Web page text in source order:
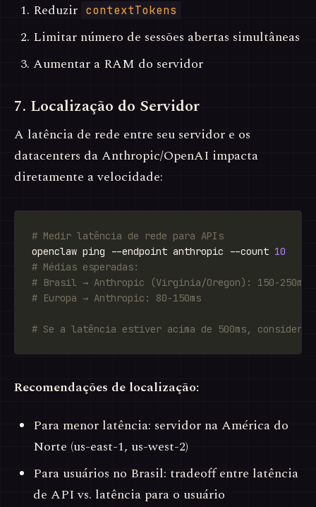
Reduzir contextTokens
Limitar número de sessões abertas simultâneas
Aumentar a RAM do servidor
7. Localização do Servidor
A latência de rede entre seu servidor e os
datacenters da Anthropic/OpenAI impacta
diretamente a velocidade:
# Medir latência de rede para APIs
openclaw ping --endpoint anthropic --count 10
# Médias esperadas:
# Brasil → Anthropic (Virginia/Oregon): 150-250ms
# Europa → Anthropic: 80-150ms
# Se a latência estiver acima de 500ms,
Recomendações de localização:
Para menor latência: servidor na América do
Norte (us-east-1, us-west-2)
Para usuários no Brasil: tradeoff entre latência
de API vs. latência para o usuário